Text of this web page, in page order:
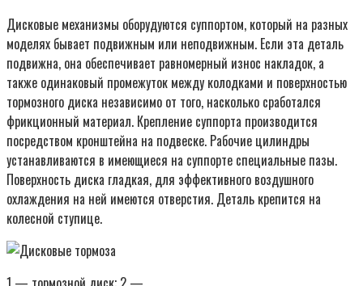
Дисковые механизмы оборудуются суппортом, который на разных
моделях бывает подвижным или неподвижным. Если эта деталь
подвижна, она обеспечивает равномерный износ накладок, а
также одинаковый промежуток между колодками и поверхностью
тормозного диска независимо от того, насколько сработался
фрикционный материал. Крепление суппорта производится
посредством кронштейна на подвеске. Рабочие цилиндры
устанавливаются в имеющиеся на суппорте специальные пазы.
Поверхность диска гладкая, для эффективного воздушного
охлаждения на ней имеются отверстия. Деталь крепится на
колесной ступице.